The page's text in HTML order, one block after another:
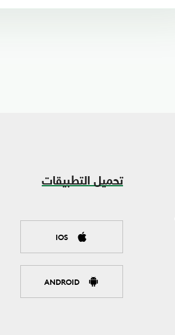
تحميل التطبيقات
IOS
ANDROID